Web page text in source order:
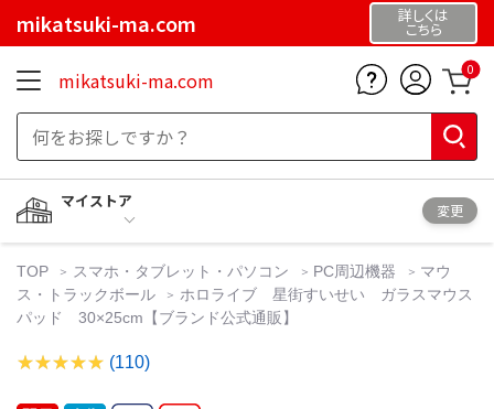
mikatsuki-ma.com 詳しくは
こちら
mikatsuki-ma.com 0
マイストア
変更
TOP スマホ・タブレット・パソコン PC周辺機器
マウ
ス・トラックボール
ホロライブ 星街すいせい ガラスマウス
パッド 30×25cm【ブランド公式通販】
(110)